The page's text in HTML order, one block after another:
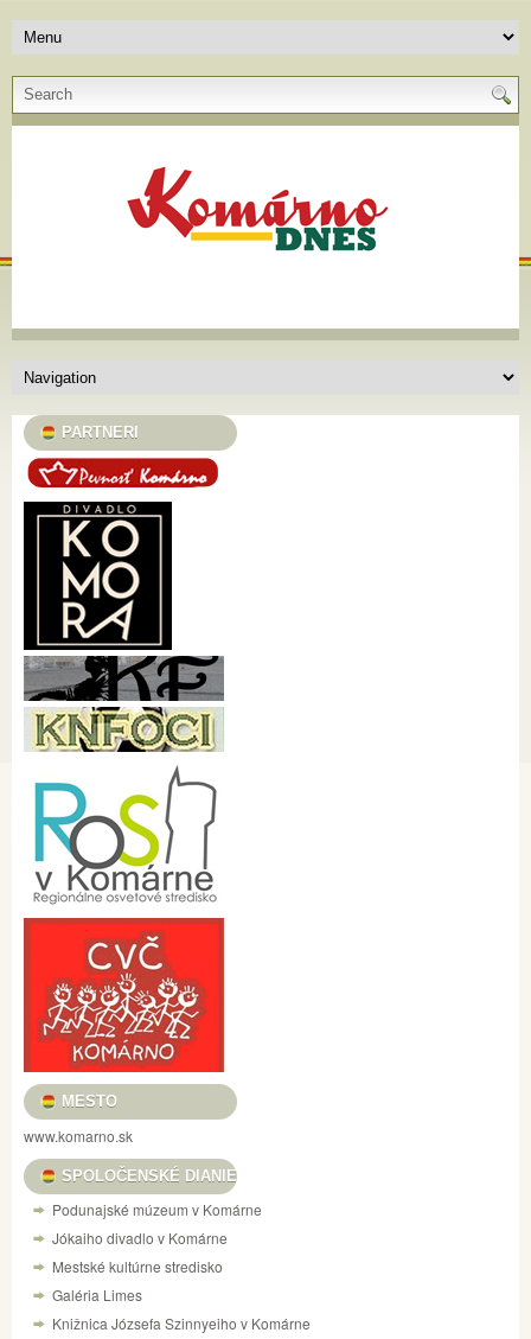
PARTNERI
MESTO
www.komarno.sk
SPOLOČENSKÉ DIANIE
Podunajské múzeum v Komárne
Jókaiho divadlo v Komárne
Mestské kultúrne stredisko
Galéria Limes
Knižnica Józsefa Szinnyeiho v Komárne